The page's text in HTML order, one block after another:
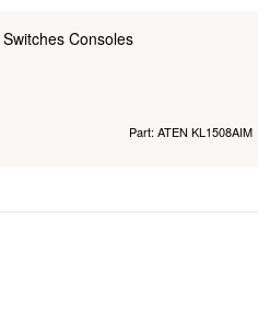
Consoles
Part: ATEN KL1508AIM